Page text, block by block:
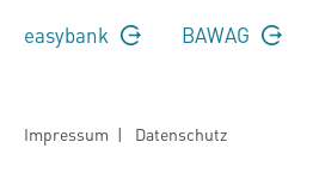
easybank BAWAG
Impressum | Datenschutz